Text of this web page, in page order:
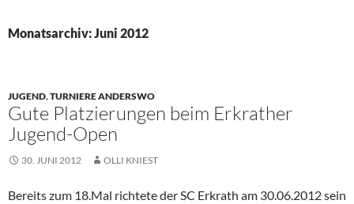
Monatsarchiv: Juni 2012
JUGEND,TURNIERE ANDERSWO
Gute Platzierungen beim Erkrather
Jugend-Open
30. JUNI 2012 OLLI KNIEST
Bereits zum 18.Mal richtete der SC Erkrath am 30.06.2012 sein